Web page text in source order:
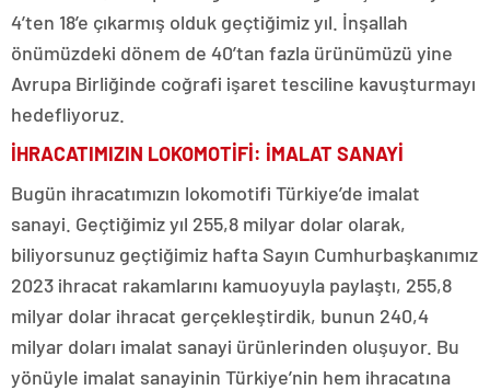
4’ten 18’e çıkarmış olduk geçtiğimiz yıl. İnşallah
önümüzdeki dönem de 40’tan fazla ürünümüzü yine
Avrupa Birliğinde coğrafi işaret tesciline kavuşturmayı
hedefliyoruz.
İHRACATIMIZIN LOKOMOTİFİ: İMALAT SANAYİ
Bugün ihracatımızın lokomotifi Türkiye’de imalat
sanayi. Geçtiğimiz yıl 255,8 milyar dolar olarak,
biliyorsunuz geçtiğimiz hafta Sayın Cumhurbaşkanımız
2023 ihracat rakamlarını kamuoyuyla paylaştı, 255,8
milyar dolar ihracat gerçekleştirdik, bunun 240,4
milyar doları imalat sanayi ürünlerinden oluşuyor. Bu
yönüyle imalat sanayinin Türkiye’nin hem ihracatına